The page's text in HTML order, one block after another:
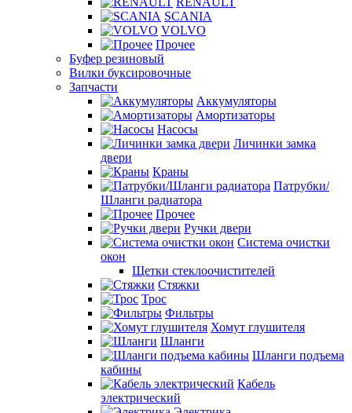
SCANIA
VOLVO
Прочее
Буфер резиновый
Вилки буксировочные
Запчасти
Аккумуляторы
Амортизаторы
Насосы
Личинки замка
двери
Краны
Патрубки/
Шланги радиатора
Прочее
Ручки двери
Система очистки
окон
Щетки стеклоочистителей
Стяжки
Трос
Фильтры
Хомут глушителя
Шланги
Шланги подъема
кабины
Кабель
электрический